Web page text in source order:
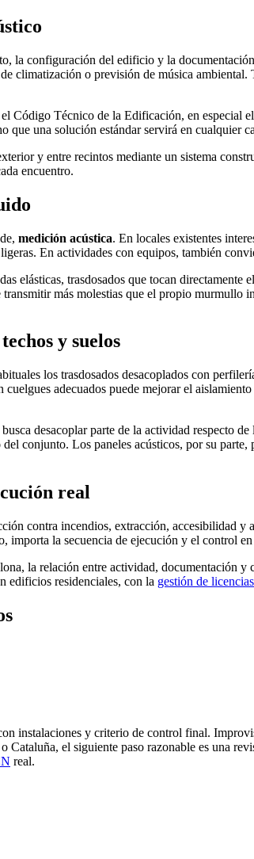
la configuración del edificio y la
climatización o previsión de música
Técnico de la Edificación, en especial
una solución estándar servirá en cualquier
y entre recintos mediante un sistema
encuentro.
medición acústica. En locales existentes
En actividades con equipos, también
elásticas, trasdosados que tocan directamente
más molestias que el propio murmullo
y suelos
los trasdosados desacoplados con
cuelgues adecuados puede mejorar el
desacoplar parte de la actividad respecto
conjunto. Los paneles acústicos, por su
real
contra incendios, extracción, accesibilidad
importa la secuencia de ejecución y el control
la relación entre actividad, documentación
edificios residenciales, con la gestión de
instalaciones y criterio de control final.
el siguiente paso razonable es una
real.